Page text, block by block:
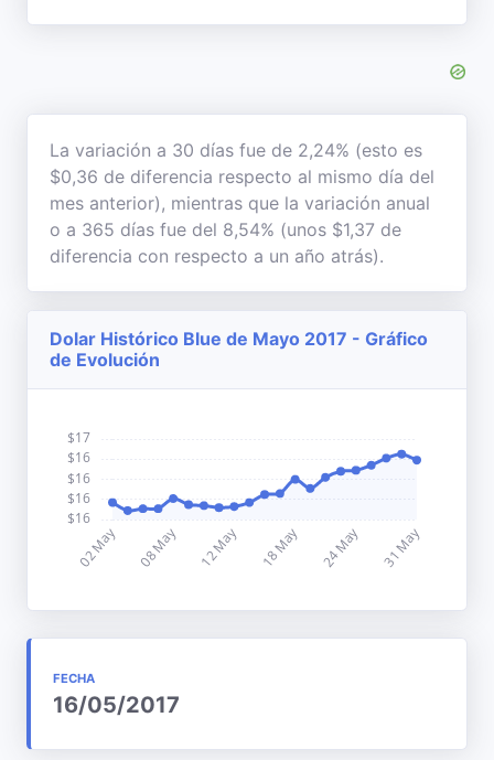
La variación a 30 días fue de 2,24% (esto es
$0,36 de diferencia respecto al mismo día del
mes anterior), mientras que la variación anual
o a 365 días fue del 8,54% (unos $1,37 de
diferencia con respecto a un año atrás).
Dolar Histórico Blue de Mayo 2017 - Gráfico
de Evolución
FECHA
16/05/2017